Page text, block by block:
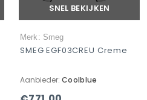
SNEL BEKIJKEN
Merk: Smeg
SMEG EGF03CREU Creme
Aanbieder: Coolblue